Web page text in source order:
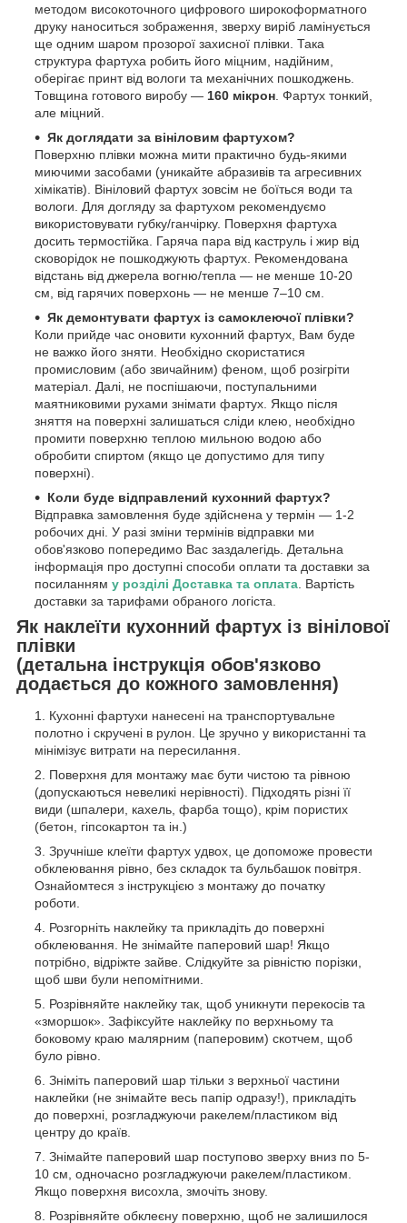
методом високоточного цифрового широкоформатного
друку наноситься зображення, зверху виріб ламінується
ще одним шаром прозорої захисної плівки. Така
структура фартуха робить його міцним, надійним,
оберігає принт від вологи та механічних пошкоджень.
Товщина готового виробу — 160 мікрон . Фартух тонкий,
але міцний.
Як доглядати за вініловим фартухом?
Поверхню плівки можна мити практично будь-якими
миючими засобами (уникайте абразивів та агресивних
хімікатів). Вініловий фартух зовсім не боїться води та
вологи. Для догляду за фартухом рекомендуємо
використовувати губку/ганчірку. Поверхня фартуха
досить термостійка. Гаряча пара від каструль і жир від
сковорідок не пошкоджують фартух. Рекомендована
відстань від джерела вогню/тепла — не менше 10-20
см, від гарячих поверхонь — не менше 7–10 см.
Як демонтувати фартух із самоклеючої плівки?
Коли прийде час оновити кухонний фартух, Вам буде
не важко його зняти. Необхідно скористатися
промисловим (або звичайним) феном, щоб розігріти
матеріал. Далі, не поспішаючи, поступальними
маятниковими рухами знімати фартух. Якщо після
зняття на поверхні залишаться сліди клею, необхідно
промити поверхню теплою мильною водою або
обробити спиртом (якщо це допустимо для типу
поверхні).
Коли буде відправлений кухонний фартух?
Відправка замовлення буде здійснена у термін — 1-2
робочих дні. У разі зміни термінів відправки ми
обов'язково попередимо Вас заздалегідь. Детальна
інформація про доступні способи оплати та доставки за
посиланням у розділі Доставка та оплата . Вартість
доставки за тарифами обраного логіста.
Як наклеїти кухонний фартух із вінілової
плівки
(детальна інструкція обов'язково
додається до кожного замовлення)
Кухонні фартухи нанесені на транспортувальне
полотно і скручені в рулон. Це зручно у використанні та
мінімізує витрати на пересилання.
Поверхня для монтажу має бути чистою та рівною
(допускаються невеликі нерівності). Підходять різні її
види (шпалери, кахель, фарба тощо), крім пористих
(бетон, гіпсокартон та ін.)
Зручніше клеїти фартух удвох, це допоможе провести
обклеювання рівно, без складок та бульбашок повітря.
Ознайомтеся з інструкцією з монтажу до початку
роботи.
Розгорніть наклейку та прикладіть до поверхні
обклеювання. Не знімайте паперовий шар! Якщо
потрібно, відріжте зайве. Слідкуйте за рівністю порізки,
щоб шви були непомітними.
Розрівняйте наклейку так, щоб уникнути перекосів та
«зморшок». Зафіксуйте наклейку по верхньому та
боковому краю малярним (паперовим) скотчем, щоб
було рівно.
Зніміть паперовий шар тільки з верхньої частини
наклейки (не знімайте весь папір одразу!), прикладіть
до поверхні, розгладжуючи ракелем/пластиком від
центру до країв.
Знімайте паперовий шар поступово зверху вниз по 5-
10 см, одночасно розгладжуючи ракелем/пластиком.
Якщо поверхня висохла, змочіть знову.
Розрівняйте обклеєну поверхню, щоб не залишилося